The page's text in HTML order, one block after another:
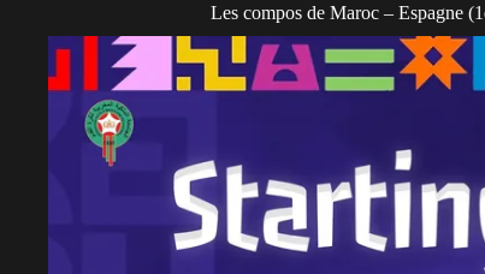
Les compos de Maroc – Espagne